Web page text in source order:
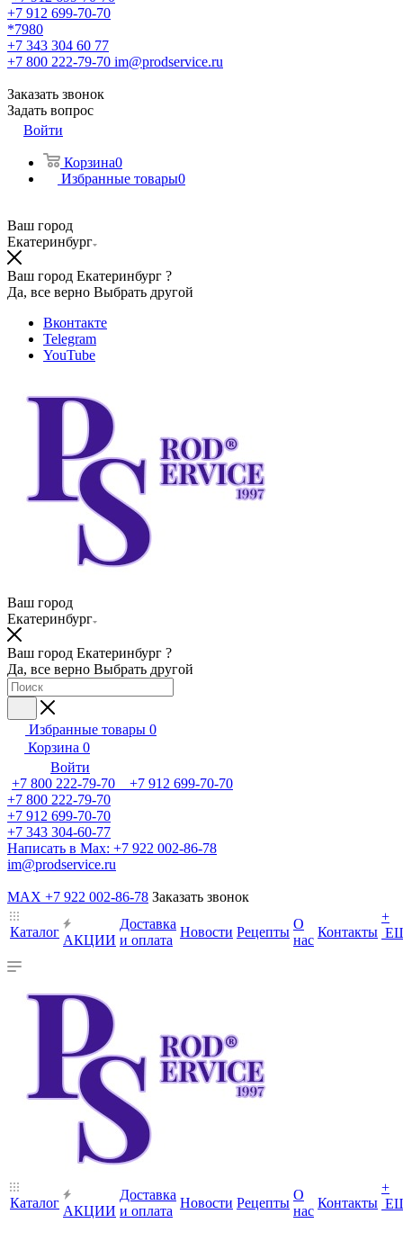
+7 912 699-70-70
*7980
+7 343 304 60 77
+7 800 222-79-70 im@prodservice.ru
Заказать звонок
Задать вопрос
Войти
Корзина0
Избранные товары0
Ваш город
Екатеринбург
Ваш город Екатеринбург ?
Да, все верно Выбрать другой
Вконтакте
Telegram
YouTube
Ваш город
Екатеринбург
Ваш город Екатеринбург ?
Да, все верно Выбрать другой
Избранные товары 0
Корзина 0
Войти
+7 800 222-79-70 +7 912 699-70-70
+7 800 222-79-70
+7 912 699-70-70
+7 343 304-60-77
Написать в Max: +7 922 002-86-78
im@prodservice.ru
MAX +7 922 002-86-78 Заказать звонок
Каталог
АКЦИИ
Доставка
и оплата
Новости Рецепты
О
нас
Контакты
+
Каталог
АКЦИИ
Доставка
и оплата
Новости Рецепты
О
нас
Контакты
+